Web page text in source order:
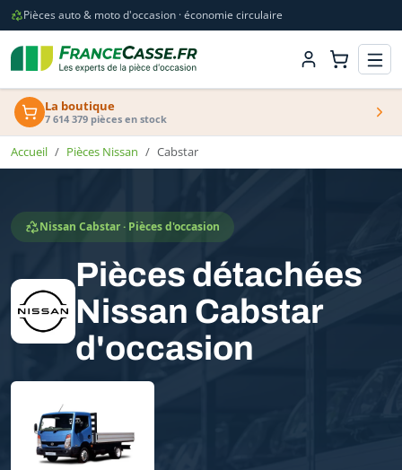
Pièces auto & moto d'occasion · économie circulaire
La boutique
7 614 379 pièces en stock
Accueil Pièces Nissan Cabstar
Nissan Cabstar · Pièces d'occasion
Pièces détachées
Nissan Cabstar
d'occasion